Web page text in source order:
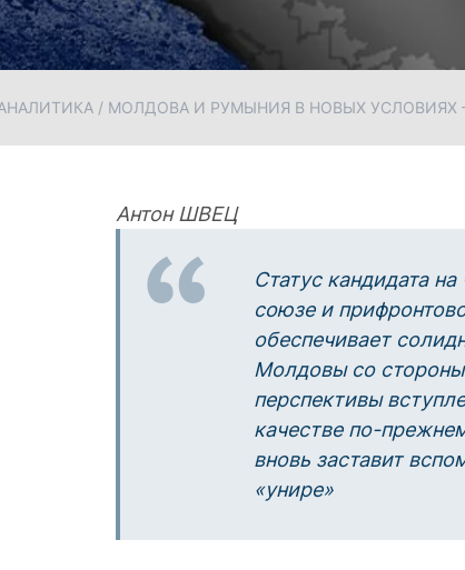
/ МОЛДОВА И РУМЫНИЯ В НОВЫХ УСЛОВИЯХ
Антон ШВЕЦ
Статус кандидата
союзе и
обеспечивает
Молдовы со
перспективы
качестве по-
вновь заставит
«унире»